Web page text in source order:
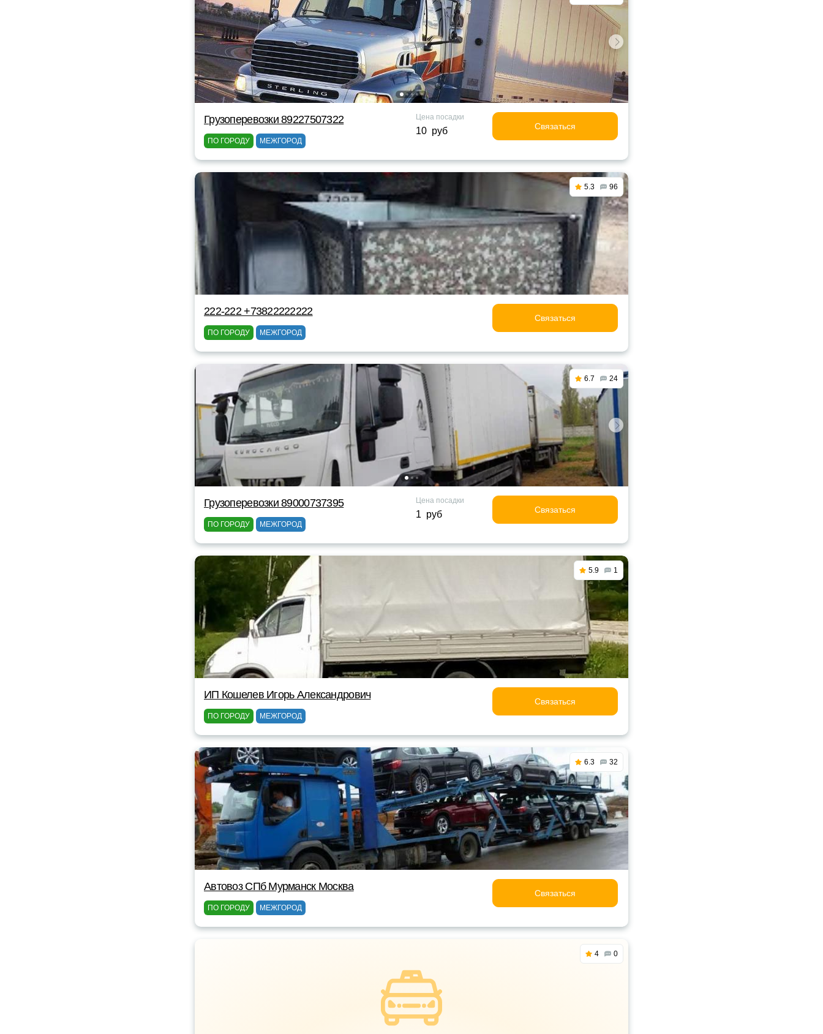
Грузоперевозки 89227507322
ПО ГОРОДУ МЕЖГОРОД
Цена посадки
10 руб Связаться
5.3 96
222-222 +73822222222
ПО ГОРОДУ МЕЖГОРОД
Связаться
6.7 24
Грузоперевозки 89000737395
ПО ГОРОДУ МЕЖГОРОД
Цена посадки
1 руб Связаться
5.9 1
ИП Кошелев Игорь Александрович
ПО ГОРОДУ МЕЖГОРОД
Связаться
6.3 32
Автовоз СПб Мурманск Москва
ПО ГОРОДУ МЕЖГОРОД
Связаться
4 0